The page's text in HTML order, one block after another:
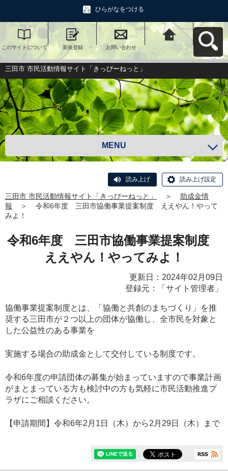
ひらがなをつける
このサイトについて 新規登録 お問い合わせ
三田市 市民活動情報
サイト「きっぴーね
っと」へ戻る
三田市 市民活動情報サイト「きっぴーねっと」
MENU
読み上げ 読み上げ設定
三田市 市民活動情報サイト「きっぴーねっと」 ＞
助成金情
報
＞
令和6年度 三田市協働事業提案制度 ええやん！やって
みよ！
令和6年度 三田市協働事業提案制度
ええやん！やってみよ！
更新日：2024年02月09日
登録元：「サイト管理者」
協働事業提案制度とは、「協働と共創のまちづくり」を推
奨する三田市が２つ以上の団体が協働し、全市民を対象と
した公益性のある事業を
実施する場合の助成金として交付している制度です。
令和6年度の申請団体の募集が始まっていますので事業計画
がまとまっている方も検討中の方も気軽に市民活動推進プ
ラザにご相談ください。
【申請期間】令和6年2月1日（木）から2月29日（木）まで